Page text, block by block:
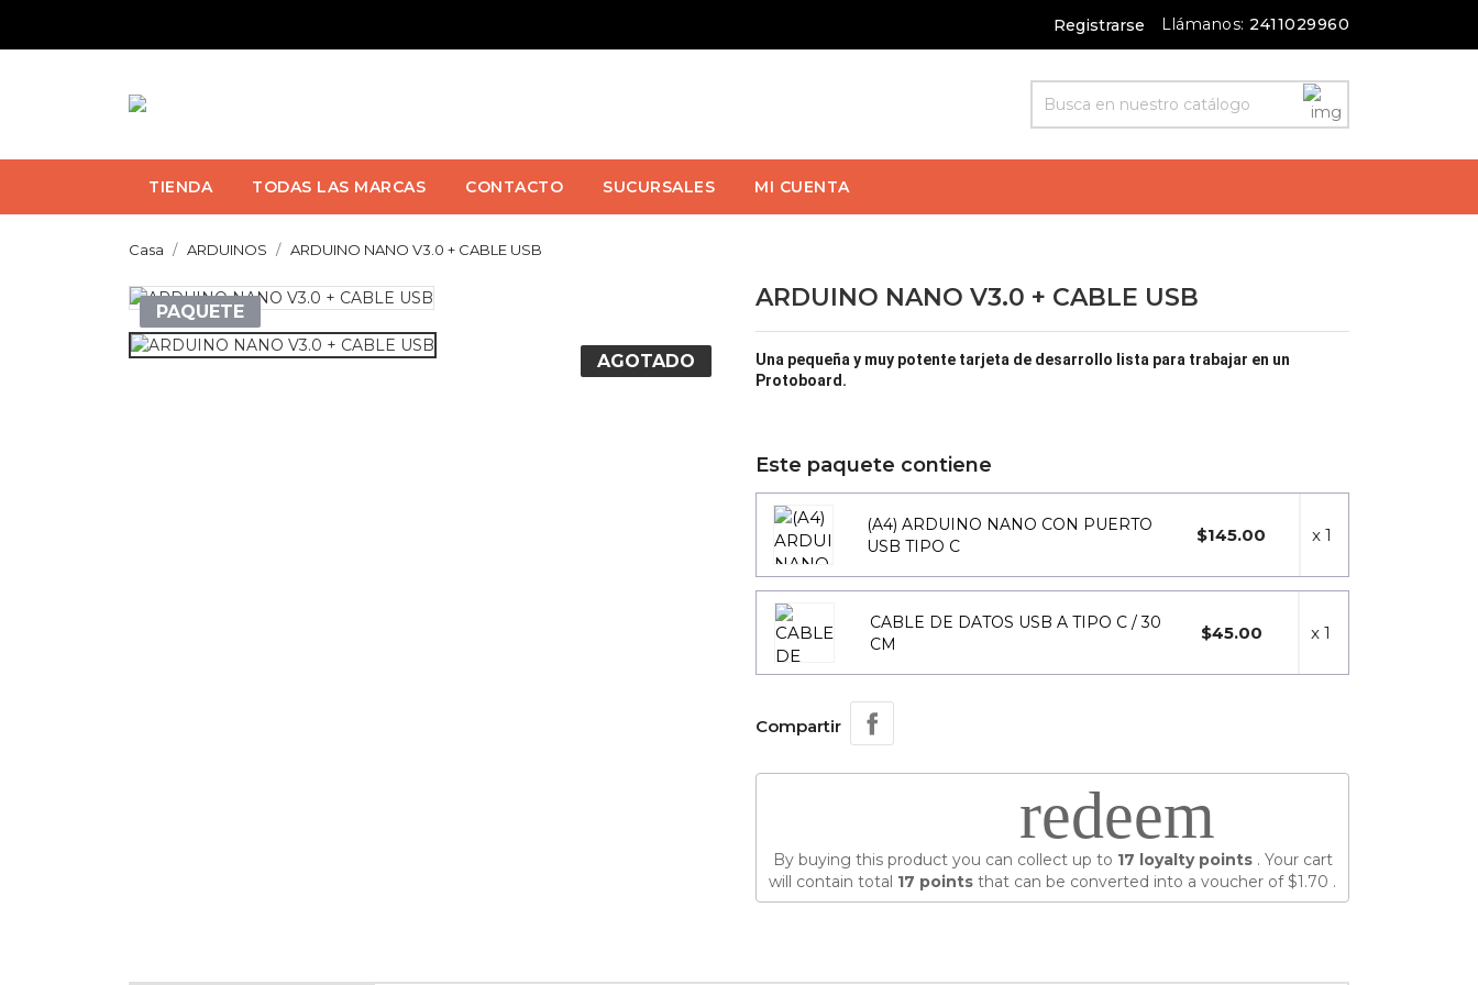
Registrarse Llámanos: 2411029960
TIENDA TODAS LAS MARCAS CONTACTO SUCURSALES MI CUENTA
Casa ARDUINOS ARDUINO NANO V3.0 + CABLE USB
PAQUETE
AGOTADO
ARDUINO NANO V3.0 + CABLE USB
Una pequeña y muy potente tarjeta de desarrollo lista para trabajar en un
Protoboard.
Este paquete contiene
(A4) ARDUINO NANO CON PUERTO
USB TIPO C
$145.00 x 1
CABLE DE DATOS USB A TIPO C / 30
CM
$45.00 x 1
Compartir
redeem
By buying this product you can collect up to 17 loyalty points. Your cart
will contain total 17 points that can be converted into a voucher of$1.70 .